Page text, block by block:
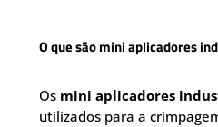
O que são mini aplicadores
Os mini aplicadores
utilizados para a